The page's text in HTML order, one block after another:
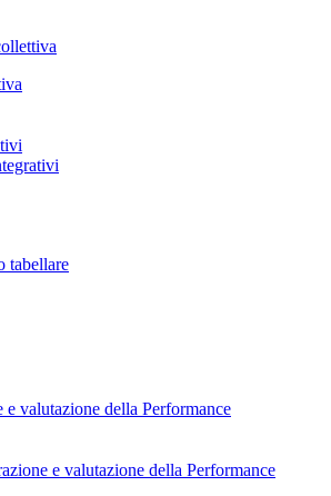
tabellare
e valutazione della Performance
e valutazione della Performance